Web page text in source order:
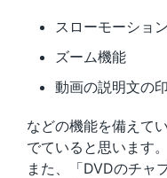
スローモーショ
ズーム機能
動画の説明文の
などの機能を備えて
でていると思います。
また、「DVDのチャ